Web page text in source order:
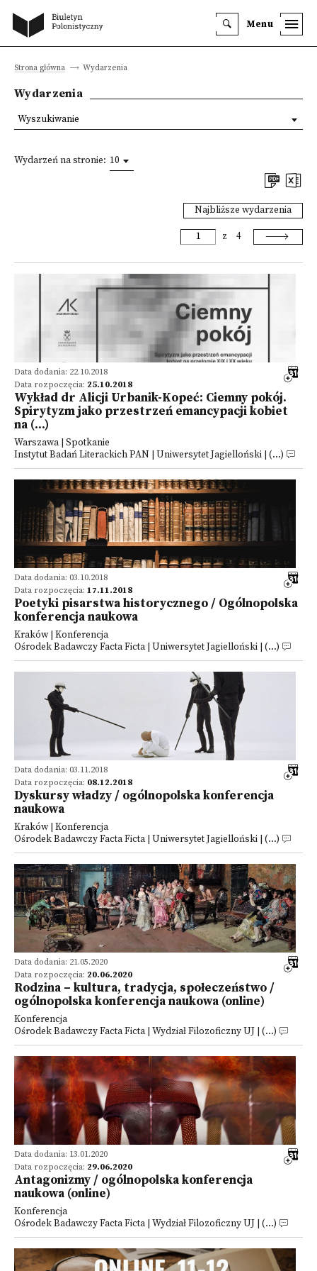
Menu
Strona główna Wydarzenia
Wydarzenia
Wydarzeń na stronie: 10
Najbliższe wydarzenia
z 4
Data dodania: 22.10.2018
Data rozpoczęcia: 25.10.2018
Wykład dr Alicji Urbanik-Kopeć: Ciemny pokój.
Spirytyzm jako przestrzeń emancypacji kobiet
na (...)
Warszawa | Spotkanie
Instytut Badań Literackich PAN | Uniwersytet Jagielloński | (...)
Data dodania: 03.10.2018
Data rozpoczęcia: 17.11.2018
Poetyki pisarstwa historycznego / Ogólnopolska
konferencja naukowa
Kraków | Konferencja
Ośrodek Badawczy Facta Ficta | Uniwersytet Jagielloński | (...)
Data dodania: 03.11.2018
Data rozpoczęcia: 08.12.2018
Dyskursy władzy / ogólnopolska konferencja
naukowa
Kraków | Konferencja
Ośrodek Badawczy Facta Ficta | Uniwersytet Jagielloński | (...)
Data dodania: 21.05.2020
Data rozpoczęcia: 20.06.2020
Rodzina – kultura, tradycja, społeczeństwo /
ogólnopolska konferencja naukowa (online)
Konferencja
Ośrodek Badawczy Facta Ficta | Wydział Filozoficzny UJ | (...)
Data dodania: 13.01.2020
Data rozpoczęcia: 29.06.2020
Antagonizmy / ogólnopolska konferencja
naukowa (online)
Konferencja
Ośrodek Badawczy Facta Ficta | Wydział Filozoficzny UJ | (...)
Wyszukiwanie